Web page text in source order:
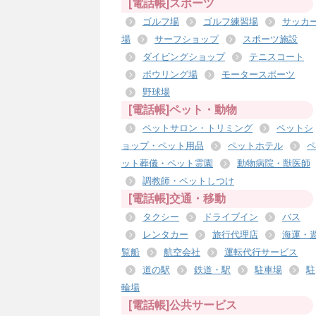
[電話帳]スポーツ
ゴルフ場 ゴルフ練習場
サッカ
場
サーフショップ
スポーツ施設
ダイビングショップ
テニスコート
ボウリング場
モータースポーツ
野球場
[電話帳]ペット・動物
ペットサロン・トリミング
ペットシ
ョップ・ペット用品
ペットホテル
ペ
ット葬儀・ペット霊園
動物病院・獣医師
調教師・ペットしつけ
[電話帳]交通・移動
タクシー ドライブイン
バス
レンタカー
旅行代理店
海運・
覧船
航空会社
運転代行サービス
道の駅
鉄道・駅 駐車場
駐
輪場
[電話帳]公共サービス